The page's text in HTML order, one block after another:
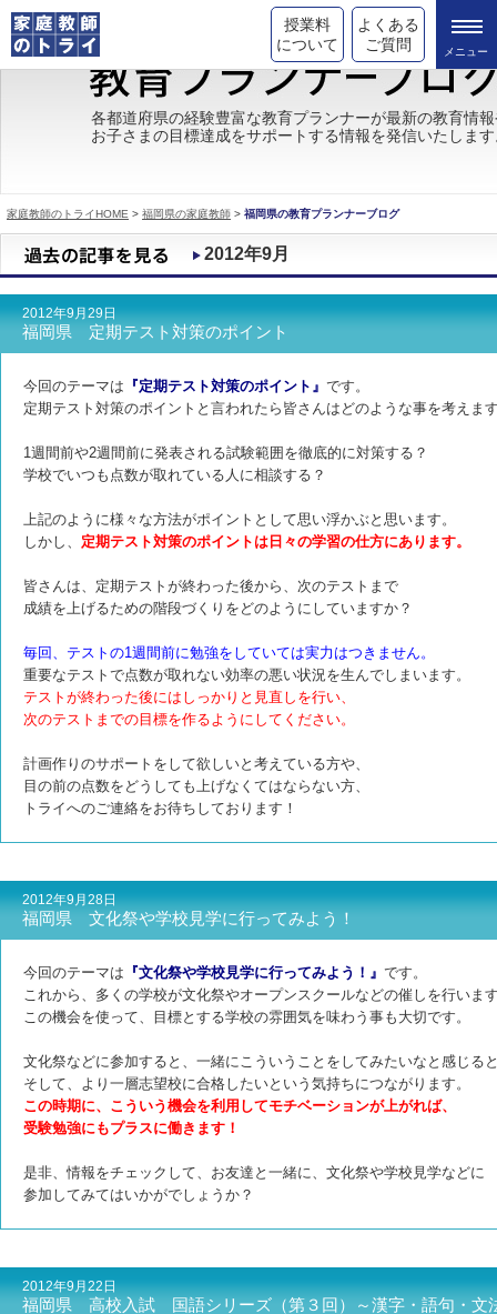
授業料
について
よくある
ご質問
トライの教育理念
成績が上がる理由
都道府県別情報
合格体験談
キャンペーン情報
各都道府県の経験豊富な教育プランナーが最新の教育情
お子さまの目標達成をサポートする情報を発信いたしま
家庭教師のトライHOME > 福岡県の家庭教師 > 福岡県の教育プランナーブログ
2012年9月
2012年9月29日
福岡県 定期テスト対策のポイント
今回のテーマは 『定期テスト対策のポイント』 です。
定期テスト対策のポイントと言われたら皆さんはどのような事を考えま
1週間前や2週間前に発表される試験範囲を徹底的に対策する？
学校でいつも点数が取れている人に相談する？
上記のように様々な方法がポイントとして思い浮かぶと思います。
しかし、 定期テスト対策のポイントは日々の学習の仕方にあります。
皆さんは、定期テストが終わった後から、次のテストまで
成績を上げるための階段づくりをどのようにしていますか？
毎回、テストの1週間前に勉強をしていては実力はつきません。
重要なテストで点数が取れない効率の悪い状況を生んでしまいます。
テストが終わった後にはしっかりと見直しを行い、
次のテストまでの目標を作るようにしてください。
計画作りのサポートをして欲しいと考えている方や、
目の前の点数をどうしても上げなくてはならない方、
トライへのご連絡をお待ちしております！
2012年9月28日
福岡県 文化祭や学校見学に行ってみよう！
今回のテーマは 『文化祭や学校見学に行ってみよう！』 です。
これから、多くの学校が文化祭やオープンスクールなどの催しを行いま
この機会を使って、目標とする学校の雰囲気を味わう事も大切です。
文化祭などに参加すると、一緒にこういうことをしてみたいなと感じる
そして、より一層志望校に合格したいという気持ちにつながります。
この時期に、こういう機会を利用してモチベーションが上がれば、
受験勉強にもプラスに働きます！
是非、情報をチェックして、お友達と一緒に、文化祭や学校見学などに
参加してみてはいかがでしょうか？
2012年9月22日
福岡県 高校入試 国語シリーズ（第３回）～漢字・語句・文